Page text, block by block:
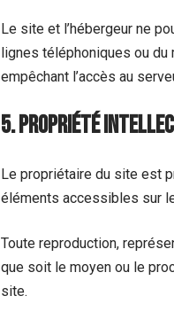
Le site et l’hébergeur ne
lignes téléphoniques ou du
empêchant l’accès au
5. Propriété
Le propriétaire du site est
éléments accessibles sur
Toute reproduction,
que soit le moyen ou le
site.